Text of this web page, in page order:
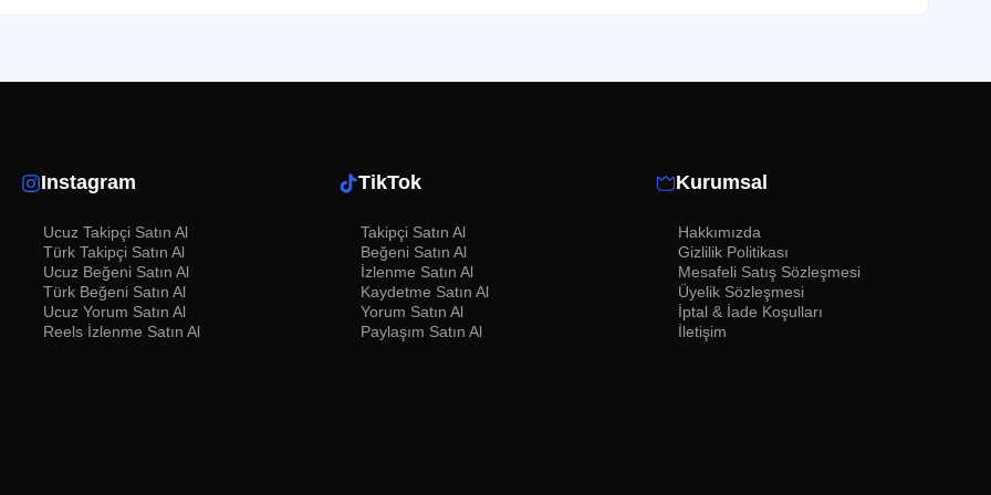
ilgisini çekebilir ve müziğinizin daha fazla kişi tarafından fark edilmesini sağlayabilirsiniz. Beğeni sayısı,
bir faktördür.
ve daha fazla dinlenmesini sağlayabilirsiniz. Beğenilerin artması, sosyal kanıt olarak da işlev görerek yeni dinleyicilerin
Instagram
Ucuz Takipçi Satın Al
Türk Takipçi Satın Al
Ucuz Beğeni Satın Al
Türk Beğeni Satın Al
Ucuz Yorum Satın Al
Reels İzlenme Satın Al
TikTok
Takipçi Satın Al
Beğeni Satın Al
İzlenme Satın Al
Kaydetme Satın Al
Yorum Satın Al
Paylaşım Satın Al
Kurumsal
Hakkımızda
Gizlilik Politikası
Mesafeli Satış Sözleşmesi
Üyelik Sözleşmesi
İptal & İade Koşulları
İletişim